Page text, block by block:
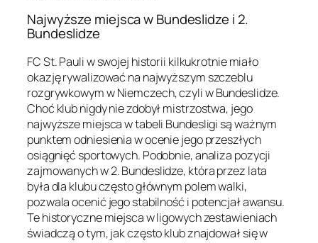
Najwyższe miejsca w Bundeslidze i 2.
Bundeslidze
FC St. Pauli w swojej historii kilkukrotnie miało
okazję rywalizować na najwyższym szczeblu
rozgrywkowym w Niemczech, czyli w Bundeslidze.
Choć klub nigdy nie zdobył mistrzostwa, jego
najwyższe miejsca w tabeli Bundesligi są ważnym
punktem odniesienia w ocenie jego przeszłych
osiągnięć sportowych. Podobnie, analiza pozycji
zajmowanych w 2. Bundeslidze, która przez lata
była dla klubu często głównym polem walki,
pozwala ocenić jego stabilność i potencjał awansu.
Te historyczne miejsca w ligowych zestawieniach
świadczą o tym, jak często klub znajdował się w